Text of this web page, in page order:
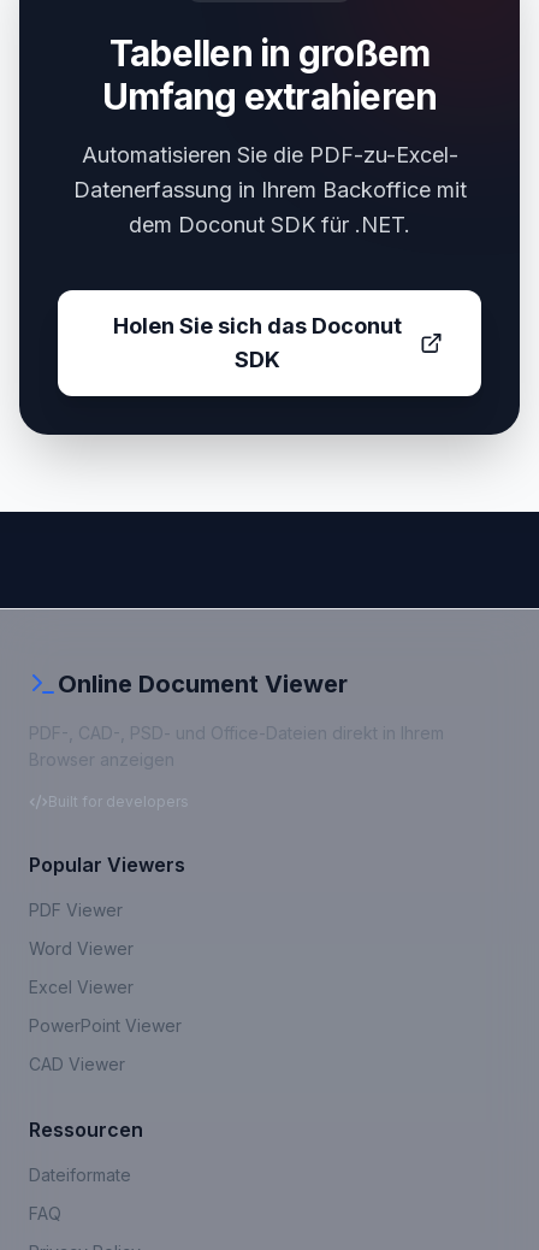
Tabellen in großem
Umfang extrahieren
Automatisieren Sie die PDF-zu-Excel-
Datenerfassung in Ihrem Backoffice mit
dem Doconut SDK für .NET.
Holen Sie sich das Doconut
SDK
Online Document Viewer
PDF-, CAD-, PSD- und Office-Dateien direkt in Ihrem
Browser anzeigen
Built for developers
Popular Viewers
PDF Viewer
Word Viewer
Excel Viewer
PowerPoint Viewer
CAD Viewer
Ressourcen
Dateiformate
FAQ